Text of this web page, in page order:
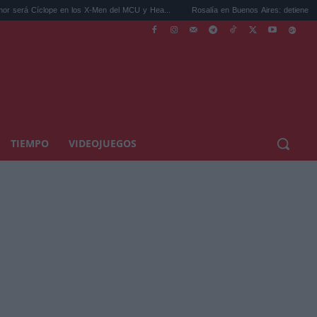
los X-Men del MCU y Hea... Rosalía en Buenos Aires: detiene el tráfico y se s...
TIEMPO VIDEOJUEGOS